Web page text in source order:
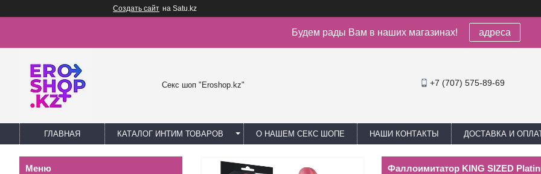
Создать сайт на Satu.kz
Будем рады Вам в наших магазинах! адреса
Секс шоп "Eroshop.kz" +7 (707) 575-89-69
ГЛАВНАЯ КАТАЛОГ ИНТИМ ТОВАРОВ О НАШЕМ СЕКС ШОПЕ НАШИ КОНТАКТЫ ДОСТАВКА И
Фаллоимитатор KING SIZED